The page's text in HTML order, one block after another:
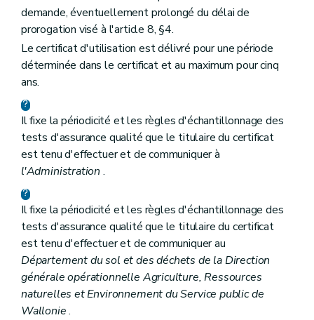
demande, éventuellement prolongé du délai de
prorogation visé à l'article 8, §4.
Le certificat d'utilisation est délivré pour une période
déterminée dans le certificat et au maximum pour cinq
ans.
Il fixe la périodicité et les règles d'échantillonnage des
tests d'assurance qualité que le titulaire du certificat
est tenu d'effectuer et de communiquer à
l'Administration .
Il fixe la périodicité et les règles d'échantillonnage des
tests d'assurance qualité que le titulaire du certificat
est tenu d'effectuer et de communiquer au
Département du sol et des déchets de la Direction
générale opérationnelle Agriculture, Ressources
naturelles et Environnement du Service public de
Wallonie.